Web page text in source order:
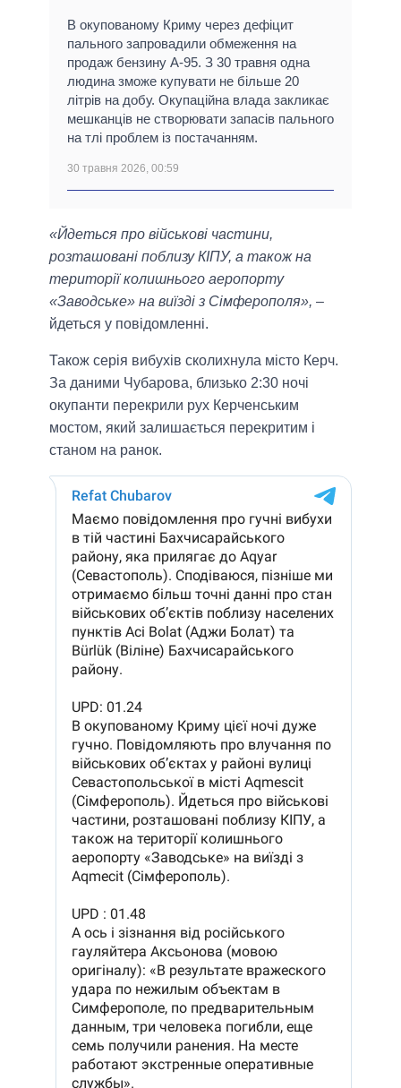
В окупованому Криму через дефіцит
пального запровадили обмеження на
продаж бензину А-95. З 30 травня одна
людина зможе купувати не більше 20
літрів на добу. Окупаційна влада закликає
мешканців не створювати запасів пального
на тлі проблем із постачанням.
30 травня 2026, 00:59
«Йдеться про військові частини,
розташовані поблизу КІПУ, а також на
території колишнього аеропорту
«Заводське» на виїзді з Сімферополя», –
йдеться у повідомленні.
Також серія вибухів сколихнула місто Керч.
За даними Чубарова, близько 2:30 ночі
окупанти перекрили рух Керченським
мостом, який залишається перекритим і
станом на ранок.